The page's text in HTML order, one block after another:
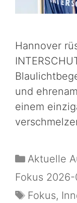
Hannover
und
einem
Aktuelle
Fokus 2026-
Fokus,